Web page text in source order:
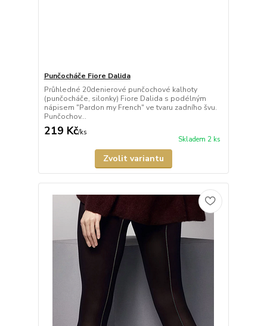
Punčocháče Fiore Dalida
Průhledné 20denierové punčochové kalhoty
(punčocháče, silonky) Fiore Dalida s podélným
nápisem "Pardon my French" ve tvaru zadního švu.
Punčochov...
219 Kč/ks
Skladem 2 ks
Zvolit variantu